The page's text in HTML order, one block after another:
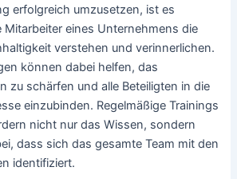
erfolgreich umzusetzen, ist es
Mitarbeiter eines Unternehmens die
verstehen und verinnerlichen.
können dabei helfen, das
zu schärfen und alle Beteiligten in die
einzubinden. Regelmäßige Trainings
nicht nur das Wissen, sondern
dass sich das gesamte Team mit den
identifiziert.